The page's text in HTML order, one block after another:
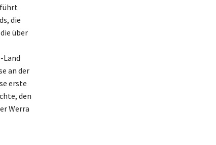
die
über
Land
an der
erste
den
Werra